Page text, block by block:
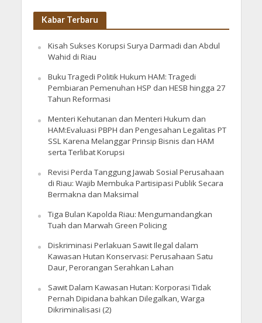
Kabar Terbaru
Kisah Sukses Korupsi Surya Darmadi dan Abdul
Wahid di Riau
Buku Tragedi Politik Hukum HAM: Tragedi
Pembiaran Pemenuhan HSP dan HESB hingga 27
Tahun Reformasi
Menteri Kehutanan dan Menteri Hukum dan
HAM:Evaluasi PBPH dan Pengesahan Legalitas PT
SSL Karena Melanggar Prinsip Bisnis dan HAM
serta Terlibat Korupsi
Revisi Perda Tanggung Jawab Sosial Perusahaan
di Riau: Wajib Membuka Partisipasi Publik Secara
Bermakna dan Maksimal
Tiga Bulan Kapolda Riau: Mengumandangkan
Tuah dan Marwah Green Policing
Diskriminasi Perlakuan Sawit Ilegal dalam
Kawasan Hutan Konservasi: Perusahaan Satu
Daur, Perorangan Serahkan Lahan
Sawit Dalam Kawasan Hutan: Korporasi Tidak
Pernah Dipidana bahkan Dilegalkan, Warga
Dikriminalisasi (2)